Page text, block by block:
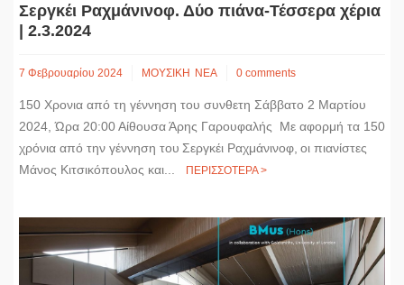
Σεργκέι Ραχμάνινοφ. Δύο πιάνα-Τέσσερα χέρια
| 2.3.2024
7 Φεβρουαρίου 2024 ΜΟΥΣΙΚΗ ΝΕΑ 0 comments
150 Χρονια από τη γέννηση του συνθετη Σάββατο 2 Μαρτίου
2024, Ώρα 20:00 Αίθουσα Άρης Γαρουφαλής Με αφορμή τα 150
χρόνια από την γέννηση του Σεργκέι Ραχμάνινοφ, oι πιανίστες
Μάνος Κιτσικόπουλος και...
ΠΕΡΙΣΣΟΤΕΡΑ >